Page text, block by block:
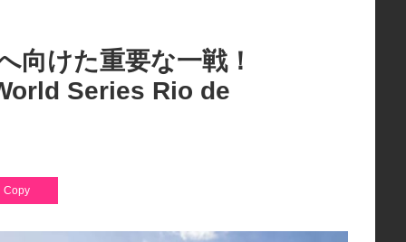
向けた重要な一戦！
Series Rio de
Copy